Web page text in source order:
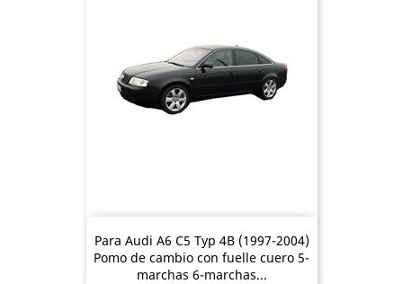
Para Audi A6 C5 Typ 4B (1997-2004)
Pomo de cambio con fuelle cuero 5-
marchas 6-marchas...